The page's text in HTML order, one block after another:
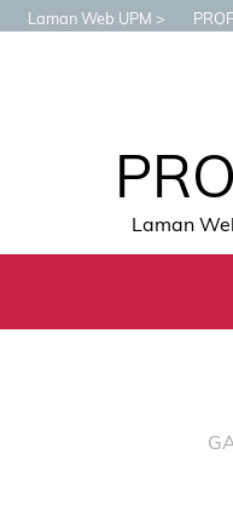
Laman Web UPM
Laman